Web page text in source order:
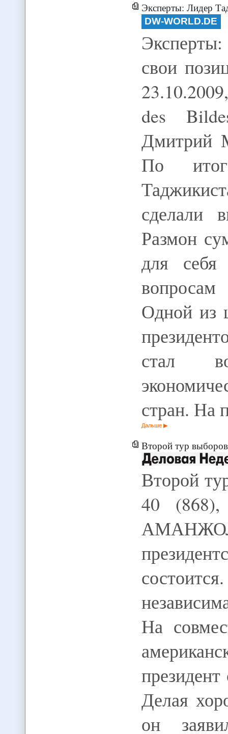
Эксперты: Лидер
DW-WORLD.DE
свои
des
Дмитрий
По
сделали
Размон
для
Одной из
стал
стран. На
Дальше
Второй тур
Второй
40 (868),
На
Делая
он